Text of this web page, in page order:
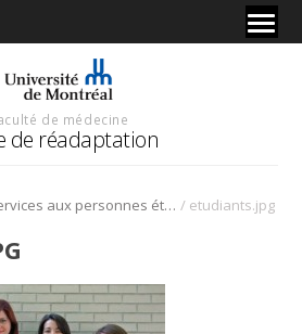
de médecine
de réadaptation
Services aux personnes étudiantes / etudiants.jpg